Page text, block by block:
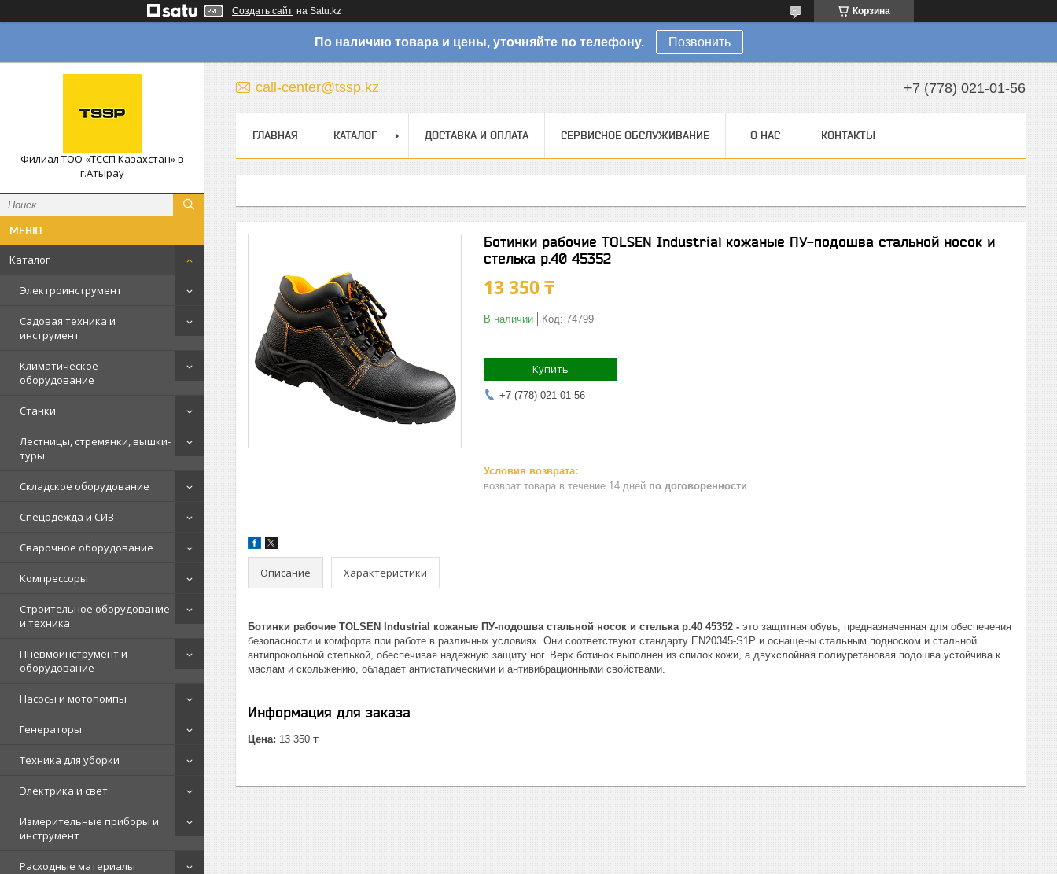
Создать сайт на Satu.kz Корзина
По наличию товара и цены, уточняйте по телефону. Позвонить
Филиал ТОО «ТССП Казахстан» в
г.Атырау
Каталог
Электроинструмент
Садовая техника и
инструмент
Климатическое
оборудование
Станки
Лестницы, стремянки, вышки-
туры
Складское оборудование
Спецодежда и СИЗ
Сварочное оборудование
Компрессоры
Строительное оборудование
и техника
Пневмоинструмент и
оборудование
Насосы и мотопомпы
Генераторы
Техника для уборки
Электрика и свет
Измерительные приборы и
инструмент
Расходные материалы
call-center@tssp.kz +7 (778) 021-01-56
ГЛАВНАЯ КАТАЛОГ ДОСТАВКА И ОПЛАТА СЕРВИСНОЕ ОБСЛУЖИВАНИЕ О НАС КОНТАКТЫ
Ботинки рабочие TOLSEN Industrial кожаные ПУ-подошва стальной носок и
стелька р.40 45352
13 350 ₸
В наличии Код: 74799
Купить
+7 (778) 021-01-56
возврат товара в течение 14 дней по договоренности
Описание Характеристики
Ботинки рабочие TOLSEN Industrial кожаные ПУ-подошва стальной носок и стелька р.40 45352 - это защитная обувь, предназначенная для обеспечения
безопасности и комфорта при работе в различных условиях. Они соответствуют стандарту EN20345-S1P и оснащены стальным подноском и стальной
антипрокольной стелькой, обеспечивая надежную защиту ног. Верх ботинок выполнен из спилок кожи, а двухслойная полиуретановая подошва устойчива к
маслам и скольжению, обладает антистатическими и антивибрационными свойствами.
Информация для заказа
Цена: 13 350 ₸